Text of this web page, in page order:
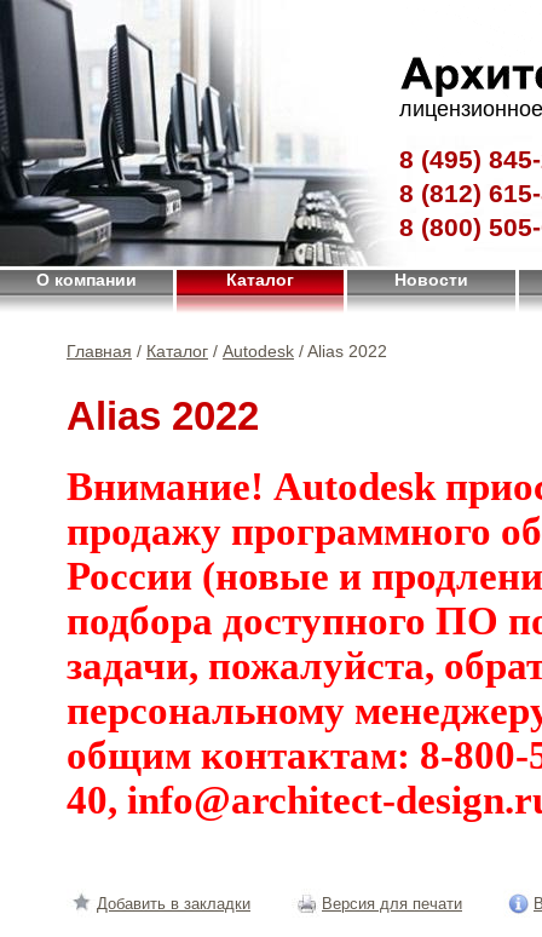
8 (495)
8 (812)
8 (800)
О компании Каталог Новости
Главная / Каталог / Autodesk / Alias 2022
Alias 2022
Внимание! Autodesk
продажу программного
России (новые и
подбора доступного ПО
задачи, пожалуйста,
персональному
общим контактам: 8-800-
40, info@architect-
Добавить в закладки Версия для печати